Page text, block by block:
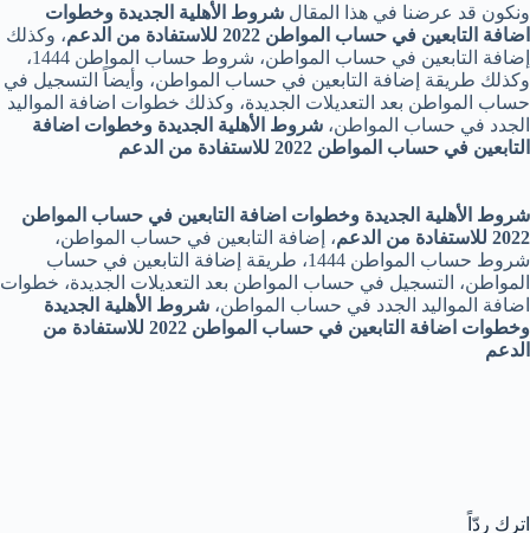
ونكون قد عرضنا في هذا المقال شروط الأهلية الجديدة وخطوات
اضافة التابعين في حساب المواطن 2022 للاستفادة من الدعم
، وكذلك
إضافة التابعين في حساب المواطن، شروط حساب المواطن 1444،
وكذلك طريقة إضافة التابعين في حساب المواطن، وأيضاً التسجيل في
حساب المواطن بعد التعديلات الجديدة، وكذلك خطوات اضافة المواليد
الجدد في حساب المواطن، شروط الأهلية الجديدة وخطوات اضافة
التابعين في حساب المواطن 2022 للاستفادة من الدعم
شروط الأهلية الجديدة وخطوات اضافة التابعين في حساب المواطن
2022 للاستفادة من الدعم
، إضافة التابعين في حساب المواطن،
شروط حساب المواطن 1444، طريقة إضافة التابعين في حساب
المواطن، التسجيل في حساب المواطن بعد التعديلات الجديدة، خطوات
اضافة المواليد الجدد في حساب المواطن، شروط الأهلية الجديدة
وخطوات اضافة التابعين في حساب المواطن 2022 للاستفادة من
الدعم
اترك ردّاً